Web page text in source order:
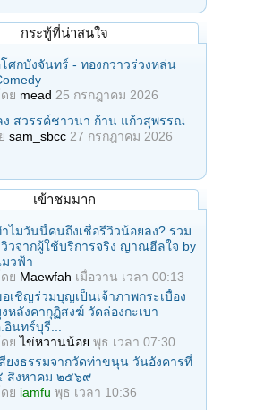
กระทู้ที่น่าสนใจ
ศกบังจันทร์ - ทองกวาวร่วงหล่น
ย mead 25 กรกฎาคม 2026
ง สวรรค์ชาวนา ก้าน แก้วสุพรรณ
sam_sbcc 27 กรกฎาคม 2026
เข้าชมมาก
ไมวันนี้คนถึงเชื่อรีวิวน้อยลง? รวม
วจากผู้ใช้บริการจริง ญาณฮีลใจ by
วฟ้า
ย Maewfah เมื่อวาน เวลา 00:13
เชิญร่วมบุญเป็นเจ้าภาพกระเบื้อง
หลังคากุฏิสงฆ์ วัดล่องกะเบา
อินทร์บุรี...
ดยไข่หวานน้อย พุธ เวลา 07:30
ยงธรรมจากวัดท่าขนุน วันอังคารที่
สิงหาคม ๒๕๖๙
ย iamfu พุธ เวลา 10:36